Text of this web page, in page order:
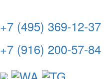
+7 (495) 369-12-37
+7 (916) 200-57-84